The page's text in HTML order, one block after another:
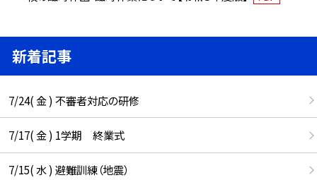
新着記事
7/24( 金 ) 不審者対応の研修
7/17( 金 ) 1学期 終業式
7/15( 水 ) 避難訓練（地震）